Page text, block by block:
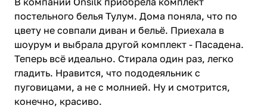
постельного белья Тулум. Дома поняла, что по
цвету не совпали диван и бельё. Приехала в
шоурум и выбрала другой комплект - Пасадена.
Теперь всё идеально. Стирала один раз, легко
гладить. Нравится, что пододеяльник с
пуговицами, а не с молнией. Ну и смотрится,
конечно, красиво.